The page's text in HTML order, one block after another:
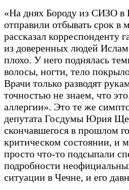
«На днях Бороду из СИЗО в
отправили отбывать срок
рассказал корреспонденту
из доверенных людей
плохо. У него поднялась
волосы, ногти, тело
Врачи только разводят
точностью не знаем, что
аллергии». Это те же
депутата Госдумы Юрия
скончавшегося в прошлом
критическом состоянии, и
просто что-то подсыпали
подробности
ситуации в Чечне, и его